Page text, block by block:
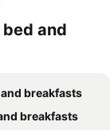
and
breakfasts
breakfasts